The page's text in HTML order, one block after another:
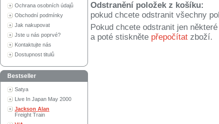
Ochrana osobních údajů
Obchodní podmínky
Jak nakupovat
Jste u nás poprvé?
Kontaktujte nás
Dostupnost titulů
Bestseller
Satya
Live In Japan May 2000
Jackson Alan
Freight Train
Odstranění položek z košíku:
pokud chcete odstranit všechny
Pokud chcete odstranit jen
a poté stiskněte přepočítat zboží.